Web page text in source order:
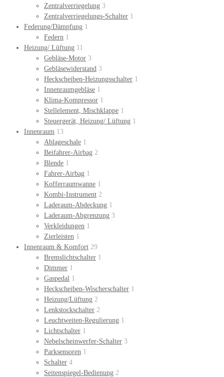
Zentralverriegelung 3
Zentralverriegelungs-Schalter 1
Federung/Dämpfung 1
Federn 1
Heizung/ Lüftung 11
Gebläse-Motor 3
Gebläsewiderstand 3
Heckscheiben-Heizungsschalter 1
Innenraumgebläse 1
Klima-Kompressor 1
Stellelement, Mischklappe 1
Steuergerät, Heizung/ Lüftung 1
Innenraum 13
Ablageschale 1
Beifahrer-Airbag 2
Blende 1
Fahrer-Airbag 1
Kofferraumwanne 1
Kombi-Instrument 2
Laderaum-Abdeckung 1
Laderaum-Abgrenzung 3
Verkleidungen 1
Zierleisten 1
Innenraum & Komfort 29
Bremslichtschalter 1
Dimmer 1
Gaspedal 1
Heckscheiben-Wischerschalter 1
Heizung/Lüftung 2
Lenkstockschalter 2
Leuchtweiten-Regulierung 1
Lichtschalter 1
Nebelscheinwerfer-Schalter 3
Parksensoren 1
Schalter 4
Seitenspiegel-Bedienung 2